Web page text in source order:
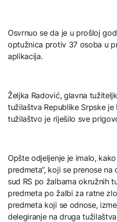
Osvrnuo se da je u prošloj
optužnica protiv 37 osoba u
aplikacija.
Željka Radović, glavna
tužilaštva Republike Srpske
tužilaštvo je riješilo sve
Opšte odjeljenje je imalo,
predmeta”, koji se prenose
sud RS po žalbama okružnih
predmeta po žalbi za ratne
predmeta koji se odnose,
delegiranje na druga